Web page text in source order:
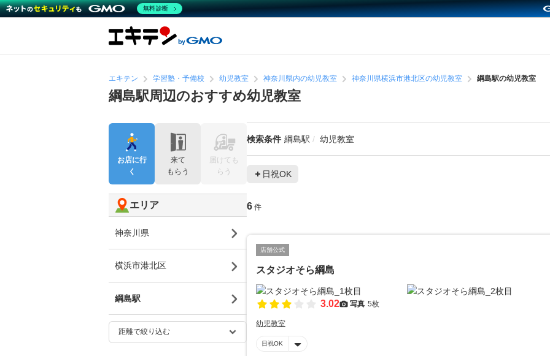
エキテン 学習塾・予備校 幼児教室 神奈川県内の幼児教室 神奈川県横浜市港北区の幼児教室 綱島駅の幼児教室
綱島駅周辺のおすすめ幼児教室
検索条件 綱島駅 幼児教室
日祝OK
6 件
店舗公式
スタジオそら綱島
3.02 写真 5枚
幼児教室
日祝OK
お店に行
く
来て
もらう
届けても
らう
エリア
神奈川県
横浜市港北区
綱島駅
無料診断